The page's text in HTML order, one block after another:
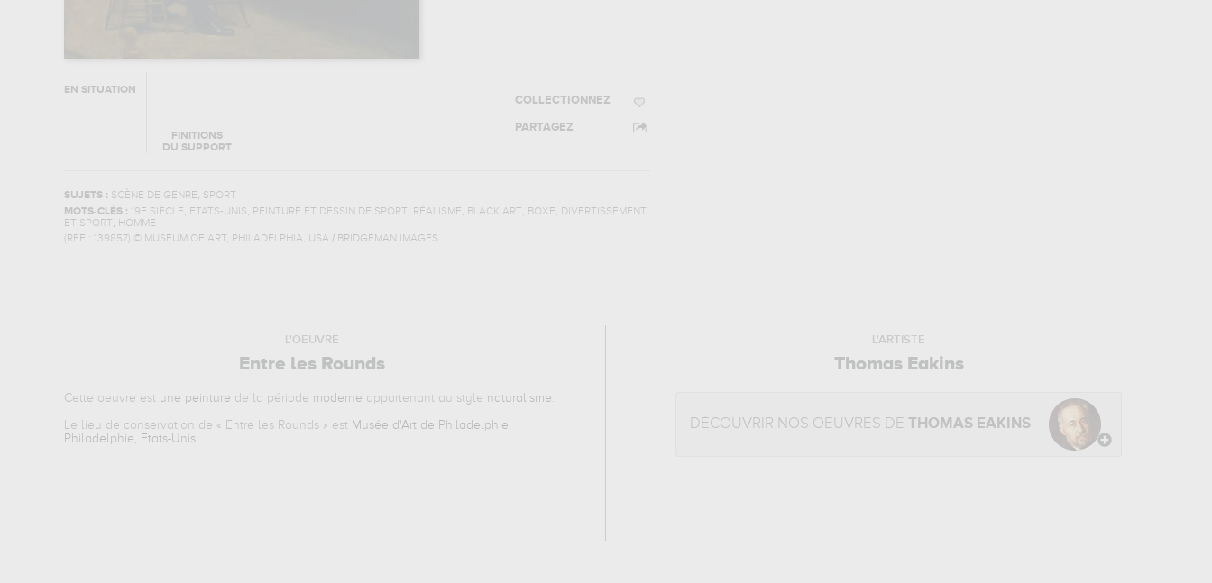
EN SITUATION
FINITIONS
DU SUPPORT
COLLECTIONNEZ
PARTAGEZ
SUJETS : SCÈNE DE GENRE, SPORT
MOTS-CLÉS :
19E SIÈCLE, ETATS-UNIS, PEINTURE ET DESSIN DE SPORT, RÉALISME, BLACK ART, BOXE, DIVERTISSEMENT
ET SPORT, HOMME
(REF :
139857) © MUSEUM OF ART, PHILADELPHIA, USA / BRIDGEMAN IMAGES
L'OEUVRE
Entre les Rounds
Cette oeuvre est une peinture de la période moderne appartenant au style naturalisme.
Le lieu de conservation de « Entre les Rounds » est Musée d'Art de Philadelphie,
Philadelphie, Etats-Unis.
L'ARTISTE
Thomas Eakins
DÉCOUVRIR NOS OEUVRES DE THOMAS EAKINS